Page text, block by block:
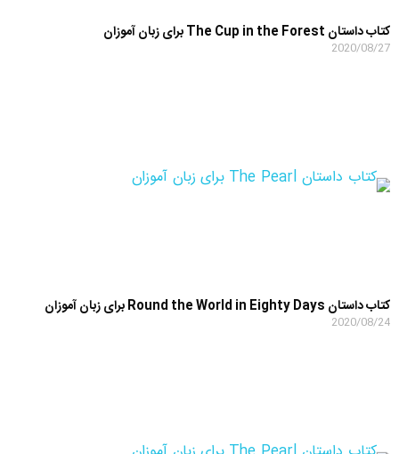
کتاب داستان The Cup in the Forest برای زبان آموزان
2020/08/27
کتاب داستان Round the World in Eighty Days برای زبان آموزان
2020/08/24